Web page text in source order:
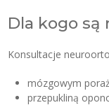
Dla kogo
Konsultacje
mózgowym
przepukliną